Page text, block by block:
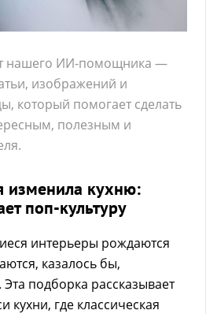
нашего ИИ-помощника —
изображений и
который помогает сделать
полезным и
изменила кухню:
поп-культуру
интерьеры рождаются
казалось бы,
подборка рассказывает
кухни, где классическая